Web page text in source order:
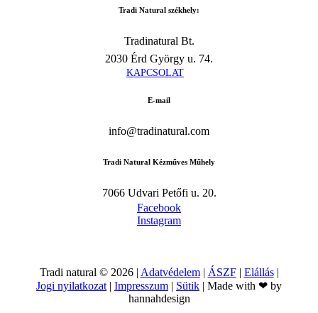
Tradi Natural székhely:
Tradinatural Bt.
2030 Érd György u. 74.
KAPCSOLAT
E-mail
info@tradinatural.com
Tradi Natural Kézműves Műhely
7066 Udvari Petőfi u. 20.
Facebook
Instagram
Tradi natural © 2026| Adatvédelem| ÁSZF| Elállás|
Jogi nyilatkozat | Impresszum | Sütik | Made with ❤ by
hannahdesign